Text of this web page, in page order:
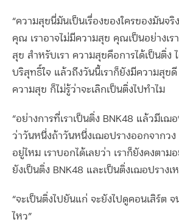
“ความสุขนี่มันเป็นเรื่องของใครของมันจริ
คุณ เราอาจไม่มีความสุข คุณเป็นอย่างเ
สุข สำหรับเรา ความสุขคือการได้เป็นติ่ง
บริสุทธิ์ใจ แล้วถึงวันนี้เราก็ยังมีความสุข
ความสุข ก็ไม่รู้ว่าจะเลิกเป็นติ่งไปทำไม
“อย่างการที่เราเป็นติ่ง BNK48 แล้วมีเฌ
ว่าวันหนึ่งถ้าวันหนึ่งเฌอปรางออกจากวง
อยู่ไหม เราบอกได้เลยว่า เราก็ยังคงตาม
ยังเป็นติ่ง BNK48 และเป็นติ่งเฌอปราง
“จะเป็นติ่งไปยันแก่ จะยังไปดูคอนเสิร์ต จ
ไหว”